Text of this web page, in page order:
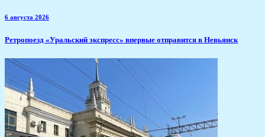
6 августа 2026
​Ретропоезд «Уральский экспресс» впервые отправится в Невьянск